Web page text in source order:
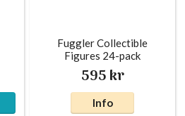
Fuggler Collectible
Figures 24-pack
595 kr
Info